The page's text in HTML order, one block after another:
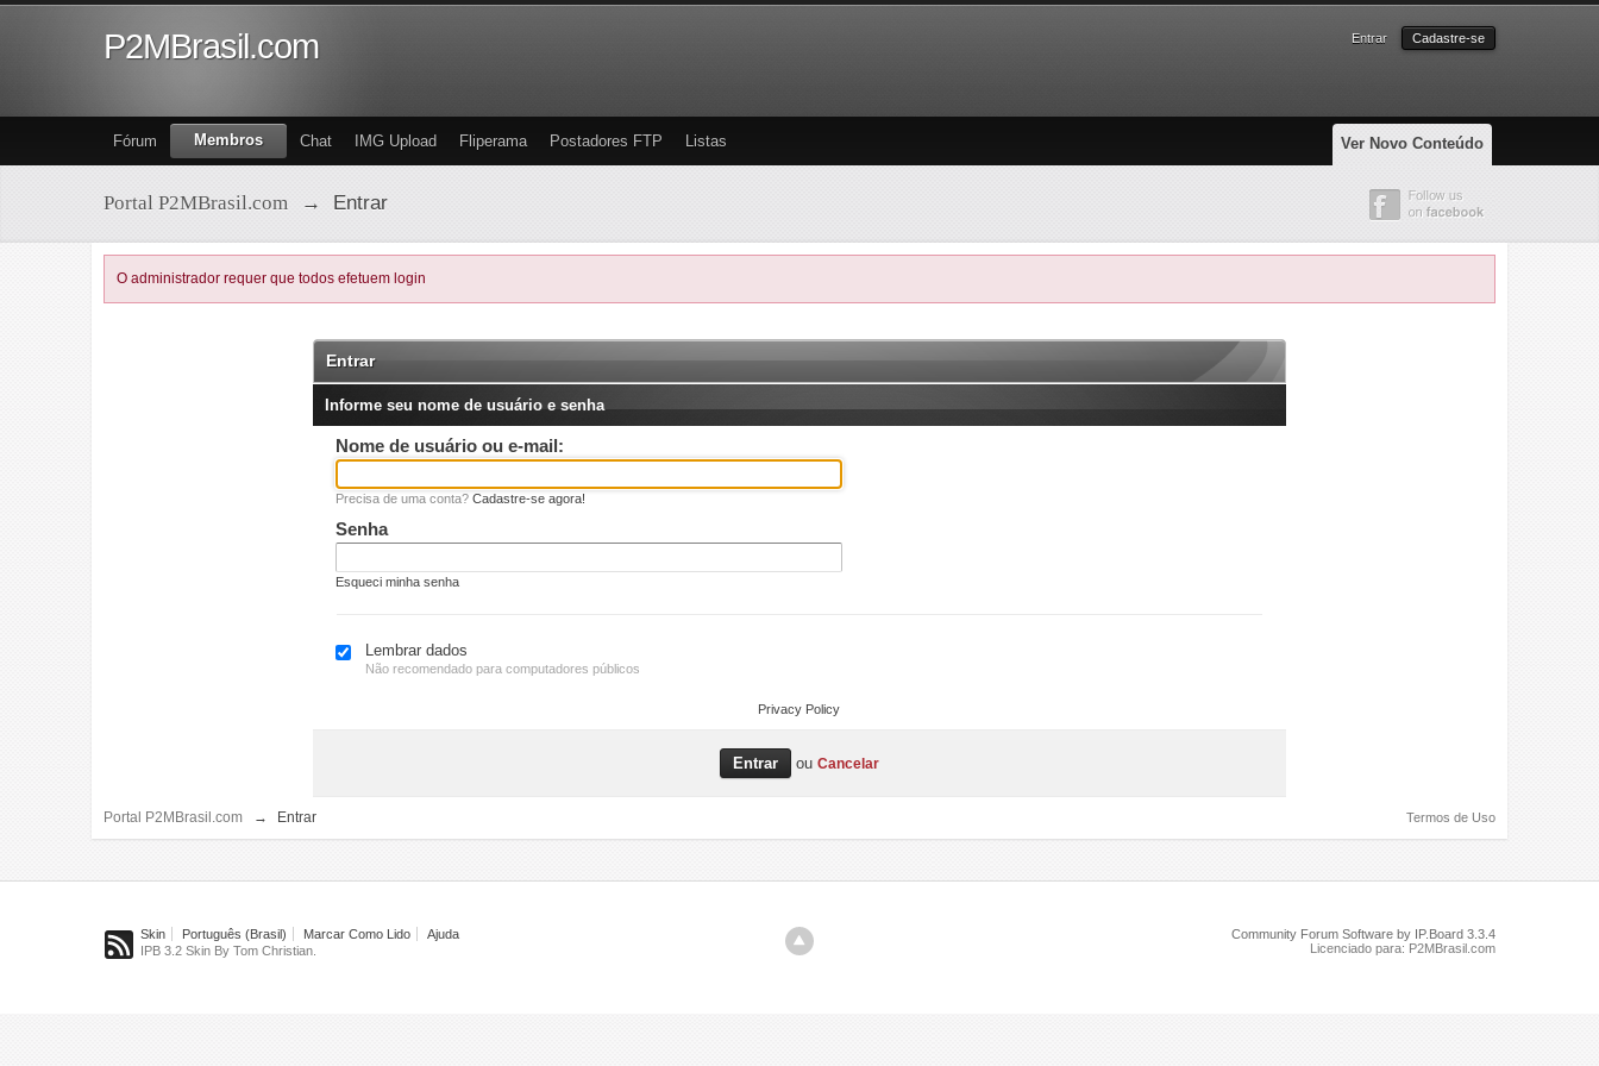
P2MBrasil.com Entrar Cadastre-se
Ver Novo Conteúdo
Fórum Membros Chat IMG Upload Fliperama Postadores FTP Listas
Portal P2MBrasil.com → Entrar
O administrador requer que todos efetuem login
Entrar
Informe seu nome de usuário e senha
Nome de usuário ou e-mail:
Precisa de uma conta? Cadastre-se agora!
Senha
Esqueci minha senha
Lembrar dados
Não recomendado para computadores públicos
Privacy Policy
ou Cancelar
Portal P2MBrasil.com → Entrar Termos de Uso
Skin Português (Brasil) Marcar Como Lido
Ajuda
IPB 3.2 Skin By Tom Christian.
Community Forum Software by IP.Board 3.3.4
Licenciado para: P2MBrasil.com